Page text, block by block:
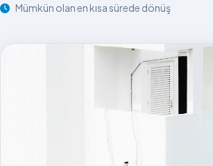
Mümkün olan en kısa sürede dönüş